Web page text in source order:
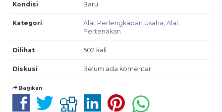
Kondisi Baru
Kategori Alat Perlengkapan Usaha, Alat
Pertenakan
Dilihat 502 kali
Diskusi Belum ada komentar
Bagikan